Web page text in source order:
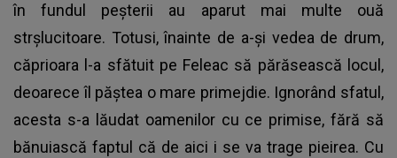
în fundul peșterii au aparut mai multe ouă
strșlucitoare. Totusi, înainte de a-și vedea de drum,
căprioara l-a sfătuit pe Feleac să părăsească locul,
deoarece îl păștea o mare primejdie. Ignorând sfatul,
acesta s-a lăudat oamenilor cu ce primise, fără să
bănuiască faptul că de aici i se va trage pieirea. Cu